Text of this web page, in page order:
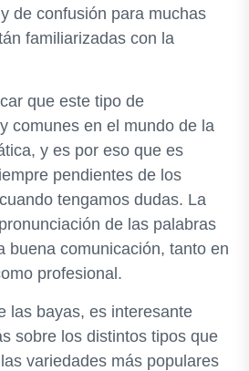
de confusión para muchas
familiarizadas con la
que este tipo de
comunes en el mundo de la
y es por eso que es
pendientes de los
tengamos dudas. La
de las palabras
buena comunicación, tanto en
profesional.
las bayas, es interesante
sobre los distintos tipos que
variedades más populares